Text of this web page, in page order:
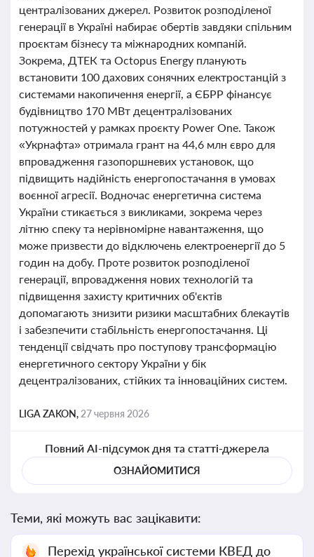
централізованих джерел. Розвиток розподіленої
генерації в Україні набирає обертів завдяки спільним
проєктам бізнесу та міжнародних компаній.
Зокрема, ДТЕК та Octopus Energy планують
встановити 100 дахових сонячних електростанцій з
системами накопичення енергії, а ЄБРР фінансує
будівництво 170 МВт децентралізованих
потужностей у рамках проєкту Power One. Також
«Укрнафта» отримала грант на 44,6 млн євро для
впровадження газопоршневих установок, що
підвищить надійність енергопостачання в умовах
воєнної агресії. Водночас енергетична система
України стикається з викликами, зокрема через
літню спеку та нерівномірне навантаження, що
може призвести до відключень електроенергії до 5
годин на добу. Проте розвиток розподіленої
генерації, впровадження нових технологій та
підвищення захисту критичних об'єктів
допомагають знизити ризики масштабних блекаутів
і забезпечити стабільність енергопостачання. Ці
тенденції свідчать про поступову трансформацію
енергетичного сектору України у бік
децентралізованих, стійких та інноваційних систем.
LIGA ZAKON, 27 червня 2026
Повний AI-підсумок дня та статті-джерела
ОЗНАЙОМИТИСЯ
Теми, які можуть вас зацікавити:
Перехід української системи КВЕД до